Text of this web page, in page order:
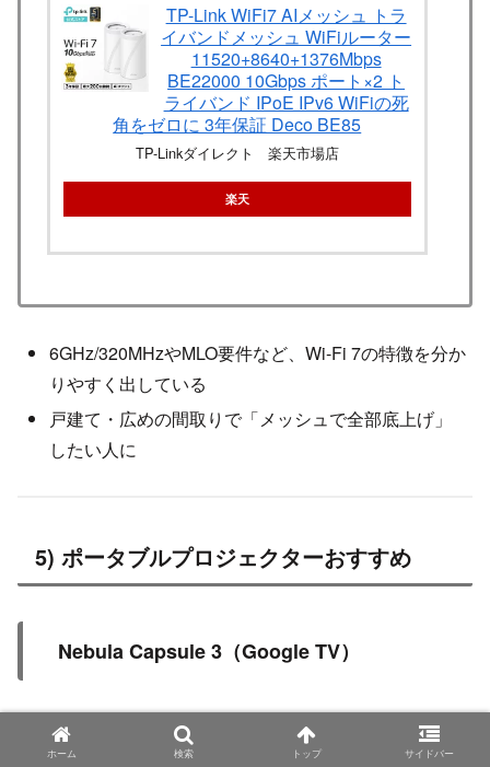
TP-Link WiFi7 AIメッシュ トラ
イバンドメッシュ WiFiルーター
11520+8640+1376Mbps
BE22000 10Gbps ポート×2 ト
ライバンド IPoE IPv6 WiFiの死
角をゼロに 3年保証 Deco BE85
TP-Linkダイレクト 楽天市場店
楽天
6GHz/320MHzやMLO要件など、Wi-Fi 7の特徴を分か
りやすく出している
戸建て・広めの間取りで「メッシュで全部底上げ」
したい人に
5) ポータブルプロジェクターおすすめ
Nebula Capsule 3（Google TV）
ホーム 検索 トップ サイドバー